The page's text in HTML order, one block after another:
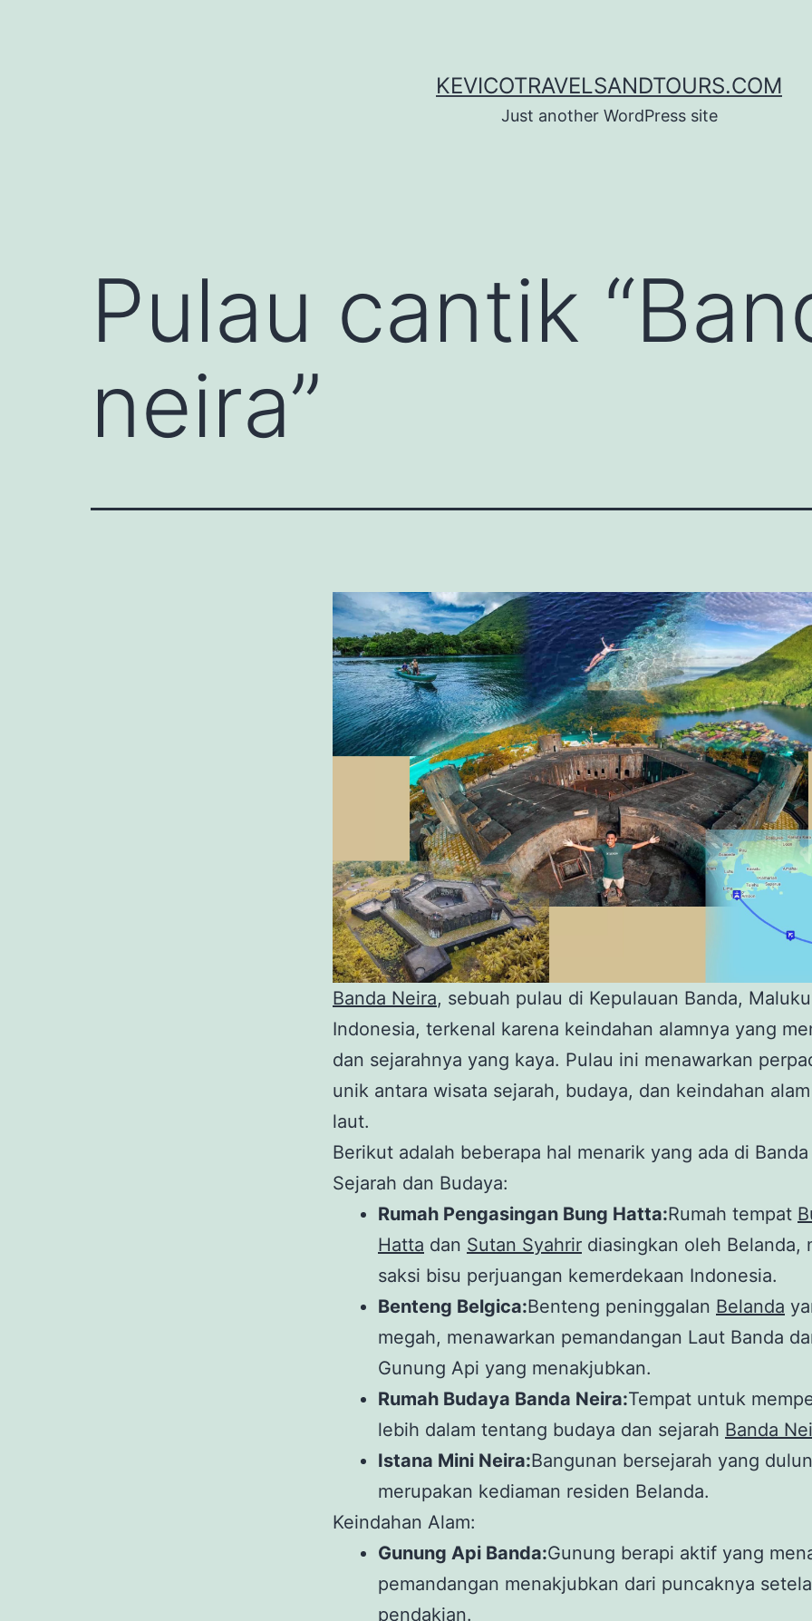
KEVICOTRAVELSANDTOURS.COM
Just another WordPress site
Pulau cantik
neira”
Banda Neira, sebuah pulau di Kepulauan Banda,
Indonesia, terkenal karena keindahan alamnya yang
dan sejarahnya yang kaya. Pulau ini menawarkan
unik antara wisata sejarah, budaya, dan keindahan
laut.
Berikut adalah beberapa hal menarik yang ada di
Sejarah dan Budaya:
Rumah Pengasingan Bung Hatta:Rumah tempat
Hatta dan Sutan Syahrir diasingkan oleh Belanda,
saksi bisu perjuangan kemerdekaan Indonesia.
Benteng Belgica:Benteng peninggalan Belanda
megah, menawarkan pemandangan Laut Banda
Gunung Api yang menakjubkan.
Rumah Budaya Banda Neira:Tempat untuk
lebih dalam tentang budaya dan sejarah Banda
Istana Mini Neira:Bangunan bersejarah yang
merupakan kediaman residen Belanda.
Keindahan Alam:
Gunung Api Banda:Gunung berapi aktif yang
pemandangan menakjubkan dari puncaknya
pendakian.